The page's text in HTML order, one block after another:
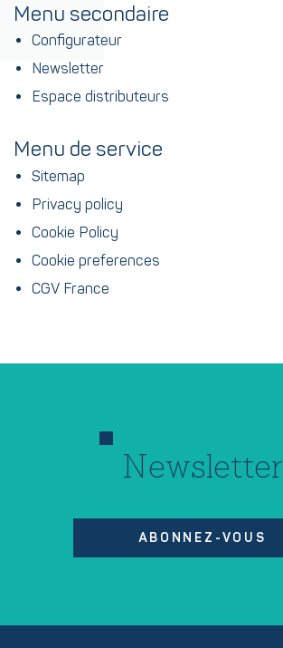
Menu secondaire
Configurateur
Newsletter
Espace distributeurs
Menu de service
Sitemap
Privacy policy
Cookie Policy
Cookie preferences
CGV France
Newsletter
ABONNEZ-VOUS